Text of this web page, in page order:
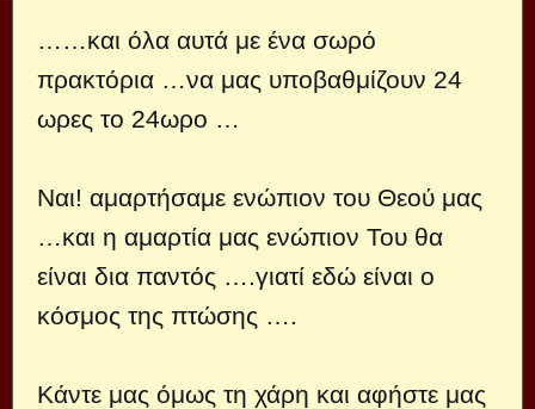
……και όλα αυτά με ένα σωρό
πρακτόρια …να μας υποβαθμίζουν 24
ωρες το 24ωρο …
Ναι! αμαρτήσαμε ενώπιον του Θεού μας
…και η αμαρτία μας ενώπιον Του θα
είναι δια παντός ….γιατί εδώ είναι ο
κόσμος της πτώσης ….
Κάντε μας όμως τη χάρη και αφήστε μας